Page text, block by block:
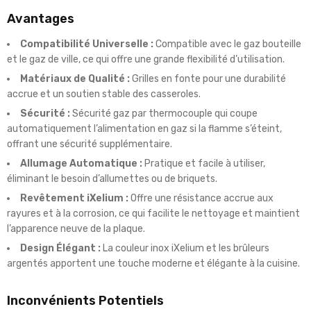
Avantages
Compatibilité Universelle : Compatible avec le gaz bouteille
et le gaz de ville, ce qui offre une grande flexibilité d’utilisation.
Matériaux de Qualité : Grilles en fonte pour une durabilité
accrue et un soutien stable des casseroles.
Sécurité : Sécurité gaz par thermocouple qui coupe
automatiquement l’alimentation en gaz si la flamme s’éteint,
offrant une sécurité supplémentaire.
Allumage Automatique : Pratique et facile à utiliser,
éliminant le besoin d’allumettes ou de briquets.
Revêtement iXelium : Offre une résistance accrue aux
rayures et à la corrosion, ce qui facilite le nettoyage et maintient
l’apparence neuve de la plaque.
Design Élégant : La couleur inox iXelium et les brûleurs
argentés apportent une touche moderne et élégante à la cuisine.
Inconvénients Potentiels